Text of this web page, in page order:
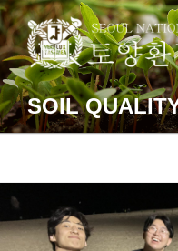
콘
텐
츠
로
바
로
SOIL